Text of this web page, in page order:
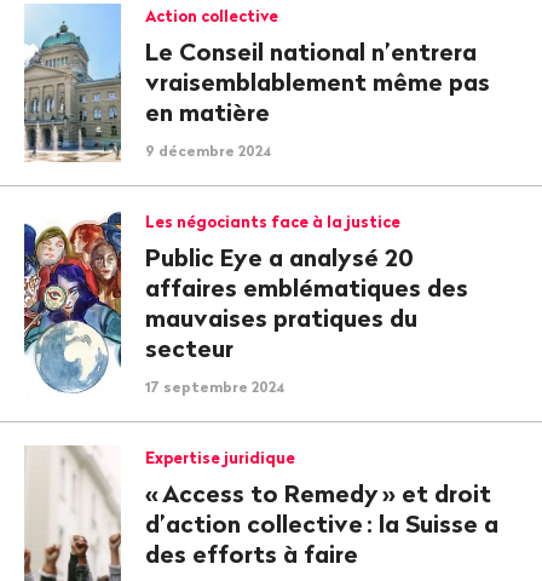
Action collective
Le Conseil national n’entrera
vraisemblablement même pas
en matière
9 décembre 2024
Les négociants face à la justice
Public Eye a analysé 20
affaires emblématiques des
mauvaises pratiques du
secteur
17 septembre 2024
Expertise juridique
«Access to Remedy» et droit
d’action collective : la Suisse a
des efforts à faire